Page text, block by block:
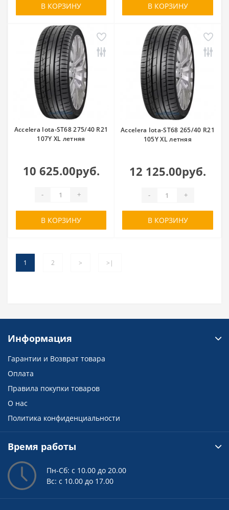
В КОРЗИНУ В КОРЗИНУ
Accelera Iota-ST68 275/40 R21
107Y XL летняя
10 625.00руб.
- +
В КОРЗИНУ
Accelera Iota-ST68 265/40 R21
105Y XL летняя
12 125.00руб.
- +
В КОРЗИНУ
1 2 > >|
Информация
Гарантии и Возврат товара
Оплата
Правила покупки товаров
О нас
Политика конфиденциальности
Время работы
Пн-Сб: с 10.00 до 20.00
Вс: с 10.00 до 17.00